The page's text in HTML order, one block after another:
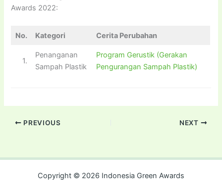
Awards 2022:
No. Kategori Cerita Perubahan
1.
Penanganan
Sampah Plastik
Program Gerustik (Gerakan
Pengurangan Sampah Plastik)
PREVIOUS NEXT
Copyright © 2026 Indonesia Green Awards